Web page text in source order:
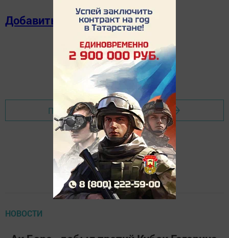
Добавить в избранное
Перейти на страницу новости
НОВОСТИ